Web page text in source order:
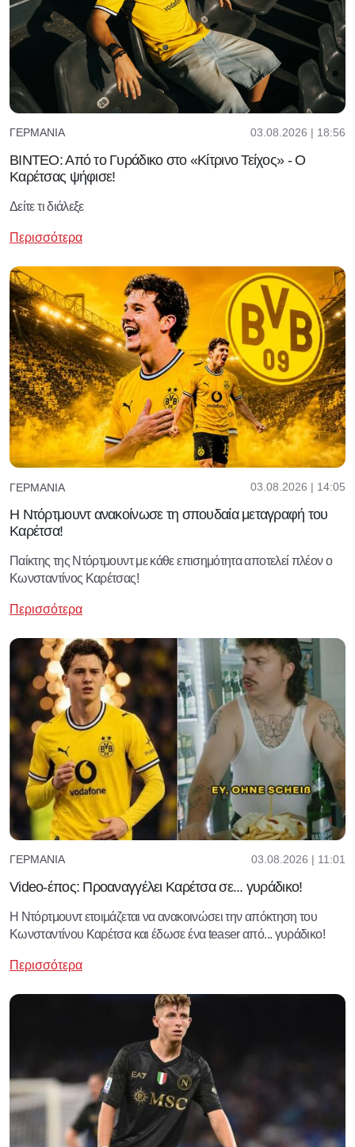
ΓΕΡΜΑΝΊΑ 03.08.2026 | 18:56
ΒΙΝΤΕΟ: Από το Γυράδικο στο «Κίτρινο Τείχος» - Ο
Καρέτσας ψήφισε!
Δείτε τι διάλεξε
Περισσότερα
ΓΕΡΜΑΝΊΑ 03.08.2026 | 14:05
Η Ντόρτμουντ ανακοίνωσε τη σπουδαία μεταγραφή του
Καρέτσα!
Παίκτης της Ντόρτμουντ με κάθε επισημότητα αποτελεί πλέον ο
Κωνσταντίνος Καρέτσας!
Περισσότερα
ΓΕΡΜΑΝΊΑ 03.08.2026 | 11:01
Video-έπος: Προαναγγέλει Καρέτσα σε... γυράδικο!
Η Ντόρτμουντ ετοιμάζεται να ανακοινώσει την απόκτηση του
Κωνσταντίνου Καρέτσα και έδωσε ένα teaser από... γυράδικο!
Περισσότερα